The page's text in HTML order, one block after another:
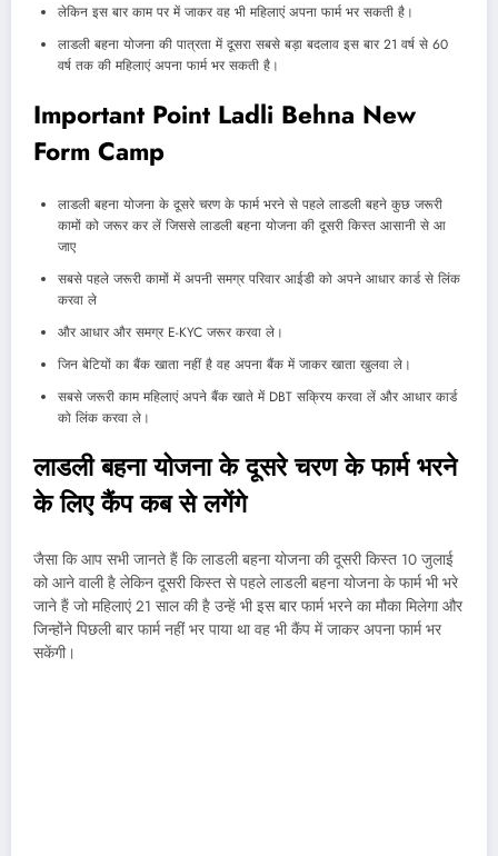
लेकिन इस बार काम पर में जाकर वह भी महिलाएं अपना फार्म भर सकती है।
लाडली बहना योजना की पात्रता में दूसरा सबसे बड़ा बदलाव इस बार 21 वर्ष से 60
वर्ष तक की महिलाएं अपना फार्म भर सकती है।
Important Point Ladli Behna New
Form Camp
लाडली बहना योजना के दूसरे चरण के फार्म भरने से पहले लाडली बहने कुछ जरूरी
कामों को जरूर कर लें जिससे लाडली बहना योजना की दूसरी किस्त आसानी से आ
जाए
सबसे पहले जरूरी कामों में अपनी समग्र परिवार आईडी को अपने आधार कार्ड से लिंक
करवा ले
और आधार और समग्र E-KYC जरूर करवा ले।
जिन बेटियों का बैंक खाता नहीं है वह अपना बैंक में जाकर खाता खुलवा ले।
सबसे जरूरी काम महिलाएं अपने बैंक खाते में DBT सक्रिय करवा लें और आधार कार्ड
को लिंक करवा ले।
लाडली बहना योजना के दूसरे चरण के फार्म भरने
के लिए कैंप कब से लगेंगे
जैसा कि आप सभी जानते हैं कि लाडली बहना योजना की दूसरी किस्त 10 जुलाई
को आने वाली है लेकिन दूसरी किस्त से पहले लाडली बहना योजना के फार्म भी भरे
जाने हैं जो महिलाएं 21 साल की है उन्हें भी इस बार फार्म भरने का मौका मिलेगा और
जिन्होंने पिछली बार फार्म नहीं भर पाया था वह भी कैंप में जाकर अपना फार्म भर
सकेंगी।